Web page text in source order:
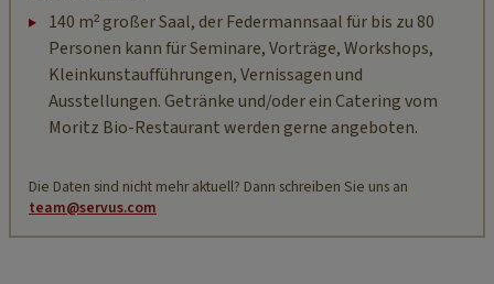
140 m² großer Saal, der Federmannsaal für bis zu 80
Personen kann für Seminare, Vorträge, Workshops,
Kleinkunstaufführungen, Vernissagen und
Ausstellungen. Getränke und/oder ein Catering vom
Moritz Bio-Restaurant werden gerne angeboten.
Die Daten sind nicht mehr aktuell? Dann schreiben Sie uns an
team@servus.com